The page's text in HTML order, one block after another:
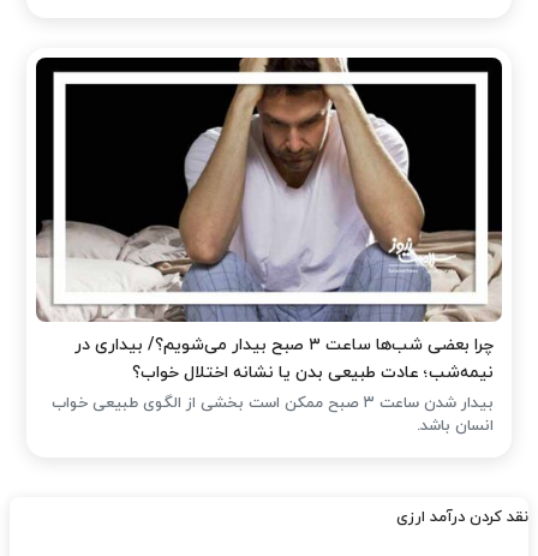
چرا بعضی شب‌ها ساعت ۳ صبح بیدار می‌شویم؟/ بیداری در
نیمه‌شب؛ عادت طبیعی بدن یا نشانه اختلال خواب؟
بیدار شدن ساعت ۳ صبح ممکن است بخشی از الگوی طبیعی خواب
انسان باشد.
نقد کردن درآمد ارزی